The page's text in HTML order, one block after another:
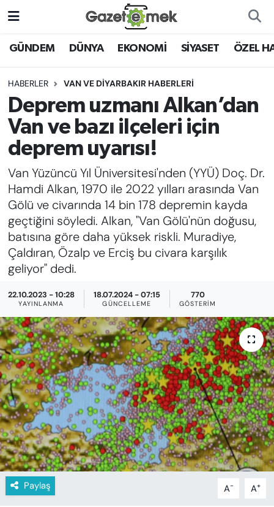
GÜNDEM DÜNYA EKONOMİ SİYASET ÖZEL
HABERLER VAN VE DİYARBAKIR HABERLERİ
Deprem uzmanı Alkan’dan
Van ve bazı ilçeleri için
deprem uyarısı!
Van Yüzüncü Yıl Üniversitesi'nden (YYÜ) Doç. Dr.
Hamdi Alkan, 1970 ile 2022 yılları arasında Van
Gölü ve civarında 14 bin 178 depremin kayda
geçtiğini söyledi. Alkan, "Van Gölü'nün doğusu,
batısına göre daha yüksek riskli. Muradiye,
Çaldıran, Özalp ve Erciş bu civara karşılık
geliyor" dedi.
22.10.2023 - 10:28
YAYINLANMA
18.07.2024 - 07:15
GÜNCELLEME
770
GÖSTERIM
Paylaş A- A+
DÜNYA
EKONOMİ
EMEK HABERLERİ
YENİ MEDYADA EMEK
GAZETECİLİĞİNİ GELİŞTİRMEK
FAYDALI BİLGİLER
GÜNDEM
EĞİTİM
SPOR
KÜLTÜR-SANAT
MAGAZİN
ÖZEL HABER
YAZAR KÖŞESİ
SİYASET
Nöbetçi Eczaneler
Hava Durumu
İstanbul Namaz Vakitleri
Süper Lig Puan Durumu ve Fikstür
Tüm Manşetler
Son Dakika Haberleri
Haber Arşivi